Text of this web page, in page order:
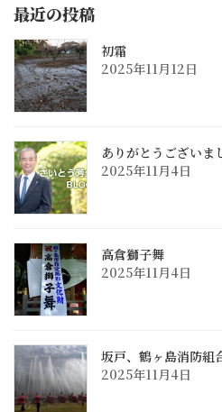
最近の投稿
初霜
2025年11月12日
ありがとうございま
2025年11月4日
高倉獅子舞
2025年11月4日
坂戸、鶴ヶ島消防
2025年11月4日